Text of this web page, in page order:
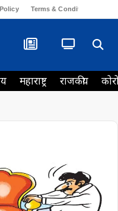
Terms & Conditions
महाराष्ट्र राजकीय